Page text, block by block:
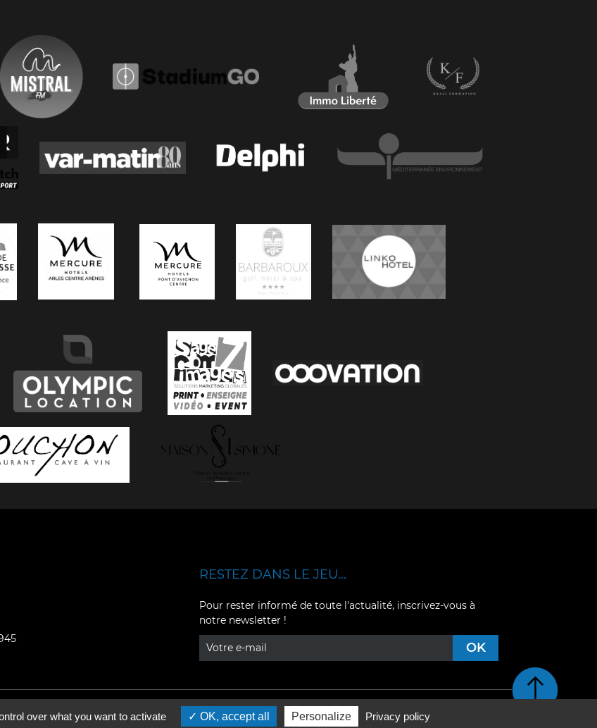
YouTube
RESTEZ DANS LE JEU...
Pour rester informé de toute l'actualité, inscrivez-vous à
notre newsletter !
Retour en haut de page
over what you want to activate OK, accept all Personalize Privacy policy